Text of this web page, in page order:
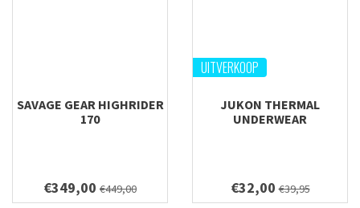
SAVAGE GEAR HIGHRIDER
170
€349,00 €449,00
UITVERKOOP
JUKON THERMAL
UNDERWEAR
€32,00 €39,95